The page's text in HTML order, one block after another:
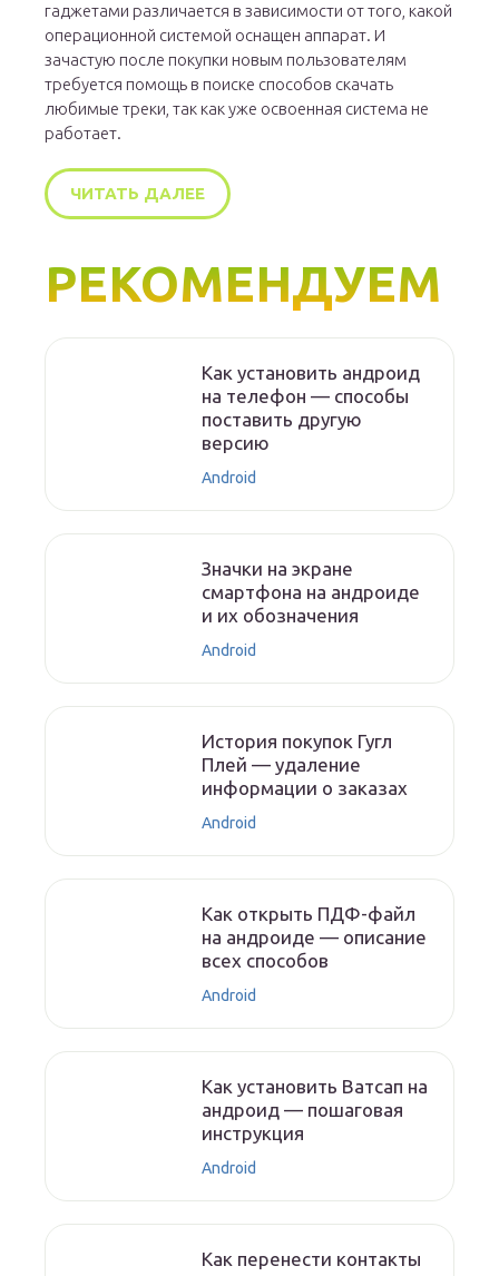
гаджетами различается в зависимости от того, какой
операционной системой оснащен аппарат. И
зачастую после покупки новым пользователям
требуется помощь в поиске способов скачать
любимые треки, так как уже освоенная система не
работает.
ЧИТАТЬ ДАЛЕЕ
РЕКОМЕНДУЕМ
Как установить андроид
на телефон — способы
поставить другую
версию
Android
Значки на экране
смартфона на андроиде
и их обозначения
Android
История покупок Гугл
Плей — удаление
информации о заказах
Android
Как открыть ПДФ-файл
на андроиде — описание
всех способов
Android
Как установить Ватсап на
андроид — пошаговая
инструкция
Android
Как перенести контакты